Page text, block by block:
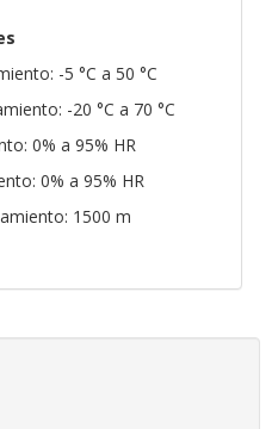
-5 °C a 50 °C
-20 °C a 70 °C
0% a 95% HR
0% a 95% HR
1500 m